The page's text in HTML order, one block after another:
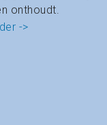
onthoudt.
->